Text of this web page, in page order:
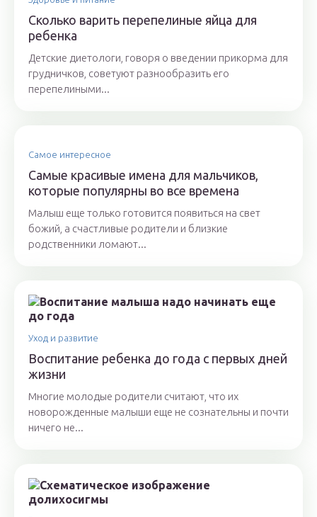
Сколько варить перепелиные яйца для
ребенка
Детские диетологи, говоря о введении прикорма для
грудничков, советуют разнообразить его
перепелиными...
Самое интересное
Самые красивые имена для мальчиков,
которые популярны во все времена
Малыш еще только готовится появиться на свет
божий, а счастливые родители и близкие
родственники ломают...
Уход и развитие
Воспитание ребенка до года с первых дней
жизни
Многие молодые родители считают, что их
новорожденные малыши еще не сознательны и почти
ничего не...